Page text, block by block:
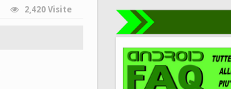
2,420 Visite